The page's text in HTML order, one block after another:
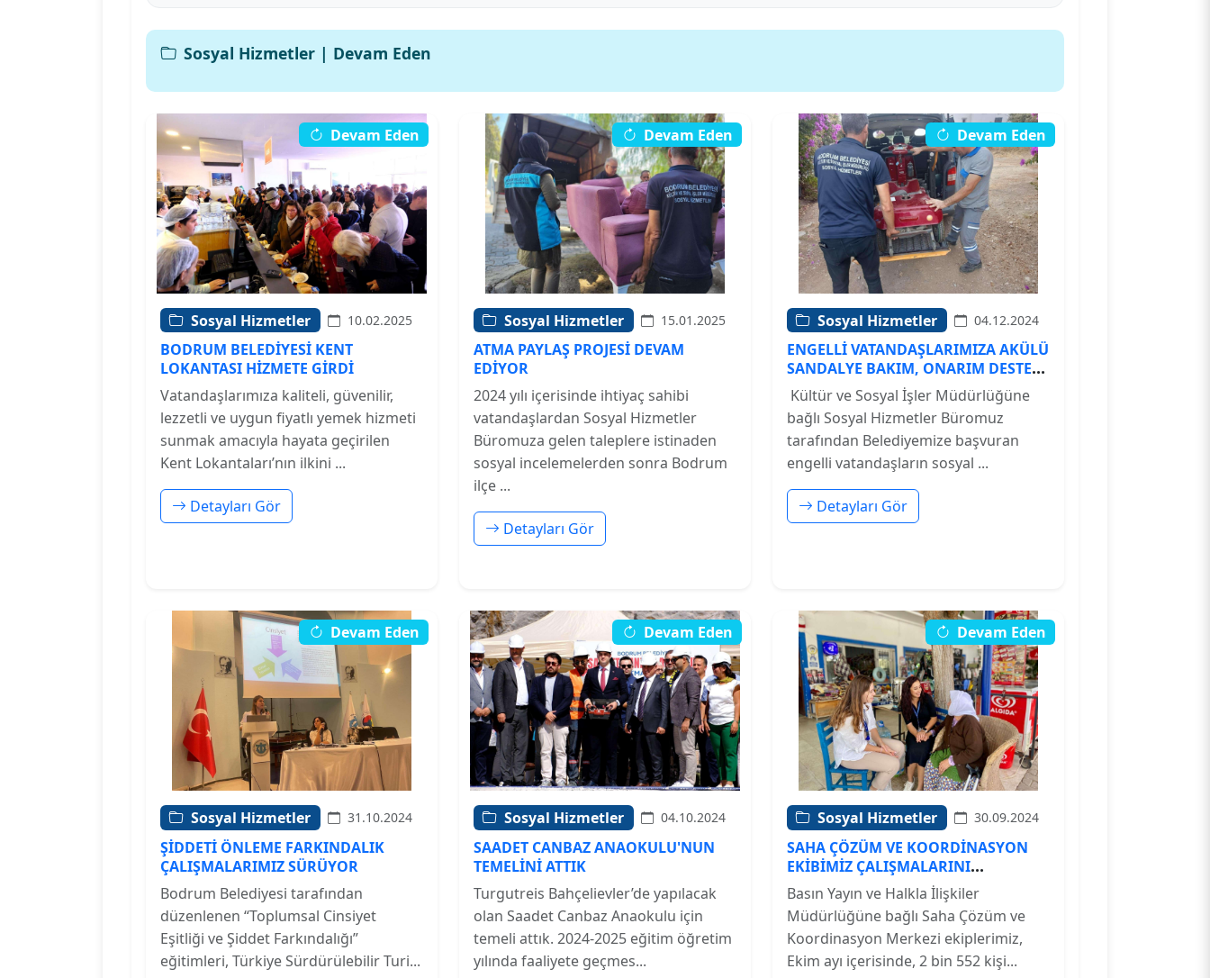
Sosyal Hizmetler | Devam Eden
Devam Eden
Sosyal Hizmetler 10.02.2025
BODRUM BELEDİYESİ KENT
LOKANTASI HİZMETE GİRDİ
Vatandaşlarımıza kaliteli, güvenilir,
lezzetli ve uygun fiyatlı yemek hizmeti
sunmak amacıyla hayata geçirilen
Kent Lokantaları’nın ilkini ...
Detayları Gör
Devam Eden
Sosyal Hizmetler 15.01.2025
ATMA PAYLAŞ PROJESİ DEVAM
EDİYOR
2024 yılı içerisinde ihtiyaç sahibi
vatandaşlardan Sosyal Hizmetler
Büromuza gelen taleplere istinaden
sosyal incelemelerden sonra Bodrum
ilçe ...
Detayları Gör
Devam Eden
Sosyal Hizmetler 04.12.2024
ENGELLİ VATANDAŞLARIMIZA AKÜLÜ
SANDALYE BAKIM, ONARIM DESTEĞİ
SAĞLIYORUZ.
Kültür ve Sosyal İşler Müdürlüğüne
bağlı Sosyal Hizmetler Büromuz
tarafından Belediyemize başvuran
engelli vatandaşların sosyal ...
Detayları Gör
Devam Eden
Sosyal Hizmetler 31.10.2024
ŞİDDETİ ÖNLEME FARKINDALIK
ÇALIŞMALARIMIZ SÜRÜYOR
Bodrum Belediyesi tarafından
düzenlenen “Toplumsal Cinsiyet
Eşitliği ve Şiddet Farkındalığı”
eğitimleri, Türkiye Sürdürülebilir Turi...
Devam Eden
Sosyal Hizmetler 04.10.2024
SAADET CANBAZ ANAOKULU'NUN
TEMELİNİ ATTIK
Turgutreis Bahçelievler’de yapılacak
olan Saadet Canbaz Anaokulu için
temeli attık. 2024-2025 eğitim öğretim
yılında faaliyete geçmes...
Devam Eden
Sosyal Hizmetler 30.09.2024
SAHA ÇÖZÜM VE KOORDİNASYON
EKİBİMİZ ÇALIŞMALARINI
SÜRDÜRÜYOR
Basın Yayın ve Halkla İlişkiler
Müdürlüğüne bağlı Saha Çözüm ve
Koordinasyon Merkezi ekiplerimiz,
Ekim ayı içerisinde, 2 bin 552 kişi...